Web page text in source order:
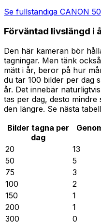
Se fullständiga CANON
Förväntad livslängd i
Den här kameran bör
tagningar. Men tänk
mätt i år, beror på hur
du tar 100 bilder per dag
år. Det innebär
tas per dag, desto
den längre. Se nästa
Bilder tagna per
dag
20
13
50
5
75
3
100
2
150
1
200
1
300
0